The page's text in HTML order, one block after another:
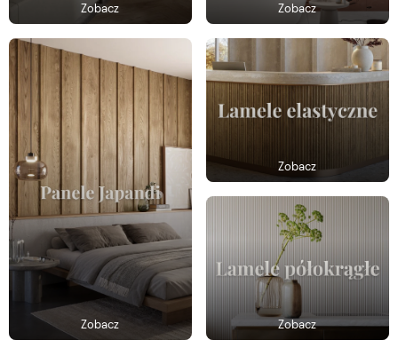
Zobacz Zobacz
Zobacz
Zobacz
Zobacz